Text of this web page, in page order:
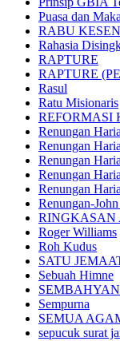
Puasa dan
RABU
Rahasia
RAPTURE
RAPTURE
Rasul
Ratu Misionaris
REFORMASI
Renungan
Renungan
Renungan
Renungan
Renungan
Renungan-
RINGKASAN
Roger Williams
Roh Kudus
SATU
Sebuah Himne
Sempurna
SEMUA
sepucuk surat